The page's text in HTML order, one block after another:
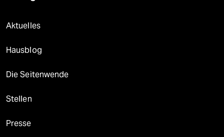
Aktuelles
Hausblog
Die Seitenwende
Stellen
Presse